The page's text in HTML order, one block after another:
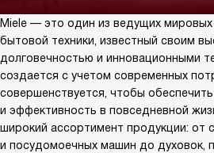
Miele — это один из ведущих
бытовой техники, известный своим
долговечностью и инновационными
создается с учетом современных
совершенствуется, чтобы
и эффективность в повседневной
широкий ассортимент продукции: от
и посудомоечных машин до духовок,